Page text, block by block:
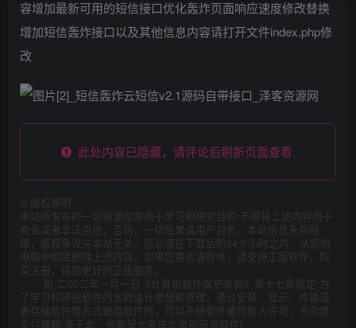
容增加最新可用的短信接口优化轰炸页面响应速度修改替换
增加短信轰炸接口以及其他信息内容请打开文件index.php修
改
此处内容已隐藏，请评论后刷新页面查看.
版权声明
本站所发布的一切资源仅限用于学习和研究目的;不得将上述内容用于
商业或者非法用途，否则，一切后果请用户自负。本站信息来自网
络，版权争议与本站无关。您必须在下载后的24个小时之内，从您的
电脑中彻底删除上述内容。如果您喜欢该程序，请支持正版软件，购
买注册，得到更好的正版服务。
附:二00二年一月一日《计算机软件保护条例》第十七条规定:为
了学习和研究软件内含的设计思想和原理，通过安装、显示、传输或
者存储软件等方式使用软件的，可以不经软件著作权人许可，不向其
支付报酬!鉴于此，也希望大家按此说明研究软件!